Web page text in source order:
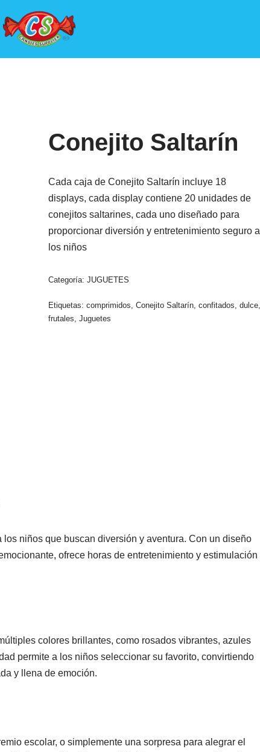
Conejito Saltarín
Cada caja de Conejito Saltarín incluye 18
displays, cada display contiene 20 unidades de
conejitos saltarines, cada uno diseñado para
proporcionar diversión y entretenimiento seguro a
los niños
Categoría: JUGUETES
Etiquetas: comprimidos Conejito Saltarín, confitados dulce,
frutales Juguetes
niños que buscan diversión y aventura. Con un diseño
ofrece horas de entretenimiento y estimulación
colores brillantes, como rosados vibrantes, azules
permite a los niños seleccionar su favorito, convirtiendo
y llena de emoción.
escolar, o simplemente una sorpresa para alegrar el